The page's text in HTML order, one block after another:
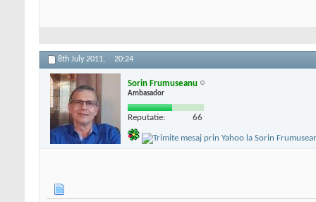
8th July 2011, 20:24
Sorin Frumuseanu
Ambasador
Reputatie: 66